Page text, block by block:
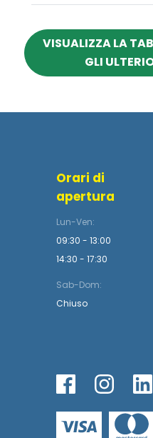
VISUALIZZA LA
GLI
Orari di
apertura
Lun-Ven:
09:30 - 13:00
14:30 - 17:30
Sab-Dom:
Chiuso